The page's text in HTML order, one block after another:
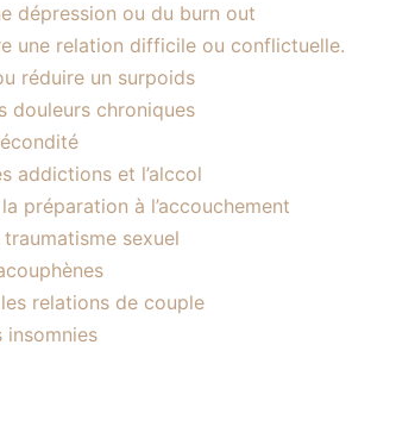
dépression ou du burn out
une relation difficile ou conflictuelle.
réduire un surpoids
douleurs chroniques
addictions et l’alccol
préparation à l’accouchement
sexuel
relations de couple
insomnies